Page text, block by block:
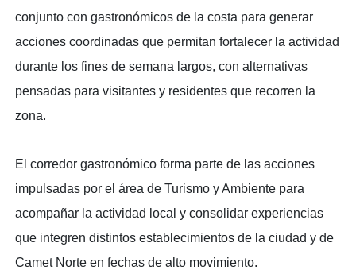
conjunto con gastronómicos de la costa para generar
acciones coordinadas que permitan fortalecer la actividad
durante los fines de semana largos, con alternativas
pensadas para visitantes y residentes que recorren la
zona.
El corredor gastronómico forma parte de las acciones
impulsadas por el área de Turismo y Ambiente para
acompañar la actividad local y consolidar experiencias
que integren distintos establecimientos de la ciudad y de
Camet Norte en fechas de alto movimiento.